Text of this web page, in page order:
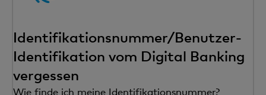
Identifikationsnummer/Benutzer-
Identifikation vom Digital Banking
vergessen
Wie finde ich meine Identifikationsnummer?